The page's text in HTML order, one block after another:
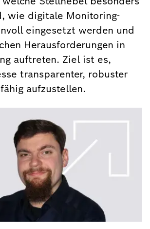
wie digitale Monitoring-
eingesetzt werden und
Herausforderungen in
auftreten. Ziel ist es,
transparenter, robuster
aufzustellen.